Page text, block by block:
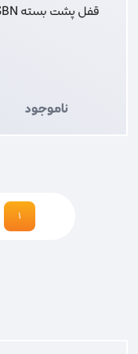
قفل پشت بسته SBN
ناموجود
1